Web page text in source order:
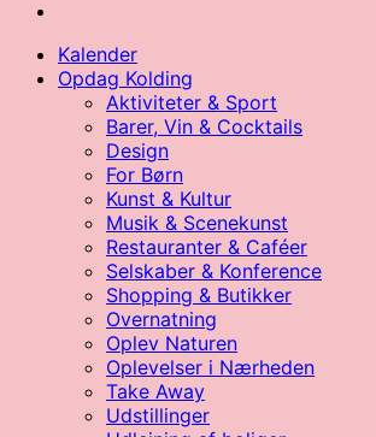
Kalender
Opdag Kolding
Aktiviteter & Sport
Barer, Vin & Cocktails
Design
For Børn
Kunst & Kultur
Musik & Scenekunst
Restauranter & Caféer
Selskaber & Konference
Shopping & Butikker
Overnatning
Oplev Naturen
Oplevelser i Nærheden
Take Away
Udstillinger